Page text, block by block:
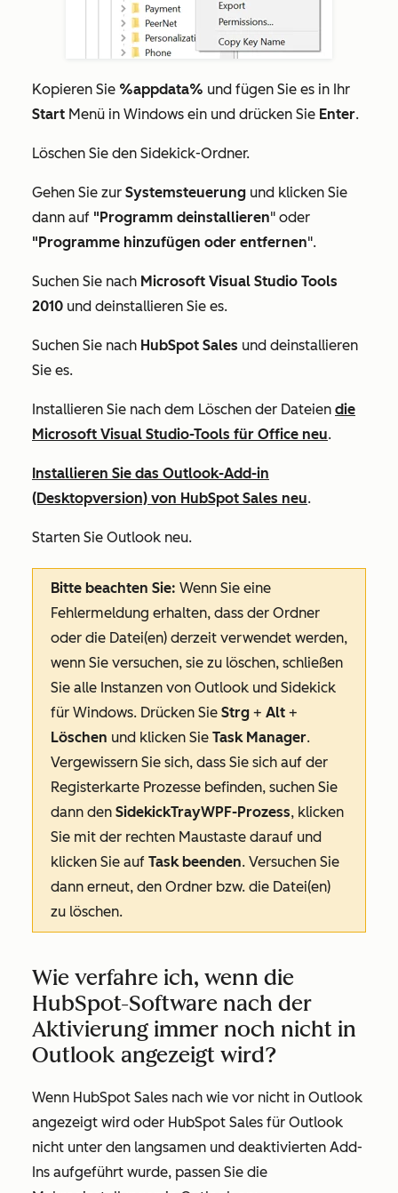
Kopieren Sie %appdata% und fügen Sie es in Ihr
Start Menü in Windows ein und drücken Sie Enter.
Löschen Sie den Sidekick-Ordner.
Gehen Sie zur Systemsteuerung und klicken Sie
dann auf "Programm deinstallieren" oder
"Programme hinzufügen oder entfernen".
Suchen Sie nach Microsoft Visual Studio Tools
2010 und deinstallieren Sie es.
Suchen Sie nach HubSpot Sales und deinstallieren
Sie es.
Installieren Sie nach dem Löschen der Dateien die
Microsoft Visual Studio-Tools für Office neu.
Installieren Sie das Outlook-Add-in
(Desktopversion) von HubSpot Sales neu.
Starten Sie Outlook neu.
Bitte beachten Sie: Wenn Sie eine
Fehlermeldung erhalten, dass der Ordner
oder die Datei(en) derzeit verwendet werden,
wenn Sie versuchen, sie zu löschen, schließen
Sie alle Instanzen von Outlook und Sidekick
für Windows. Drücken Sie Strg + Alt +
Löschen und klicken Sie Task Manager.
Vergewissern Sie sich, dass Sie sich auf der
Registerkarte Prozesse befinden, suchen Sie
dann den SidekickTrayWPF-Prozess, klicken
Sie mit der rechten Maustaste darauf und
klicken Sie auf Task beenden. Versuchen Sie
dann erneut, den Ordner bzw. die Datei(en)
zu löschen.
Wie verfahre ich, wenn die
HubSpot-Software nach der
Aktivierung immer noch nicht in
Outlook angezeigt wird?
Wenn HubSpot Sales nach wie vor nicht in Outlook
angezeigt wird oder HubSpot Sales für Outlook
nicht unter den langsamen und deaktivierten Add-
Ins aufgeführt wurde, passen Sie die